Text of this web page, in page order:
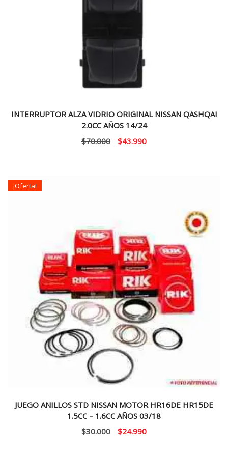
INTERRUPTOR ALZA VIDRIO ORIGINAL NISSAN QASHQAI
2.0CC AÑOS 14/24
$70.000
El
$43.990El
¡Oferta!
JUEGO ANILLOS STD NISSAN MOTOR HR16DE HR15DE
1.5CC – 1.6CC AÑOS 03/18
$30.000
El
$24.990El